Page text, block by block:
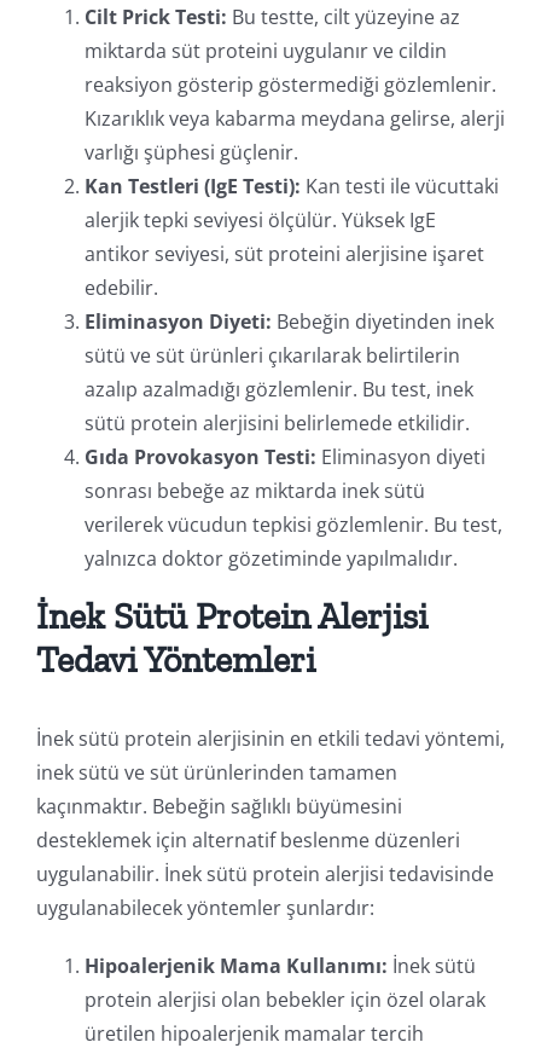
Cilt Prick Testi: Bu testte, cilt yüzeyine az
miktarda süt proteini uygulanır ve cildin
reaksiyon gösterip göstermediği gözlemlenir.
Kızarıklık veya kabarma meydana gelirse, alerji
varlığı şüphesi güçlenir.
Kan Testleri (IgE Testi): Kan testi ile vücuttaki
alerjik tepki seviyesi ölçülür. Yüksek IgE
antikor seviyesi, süt proteini alerjisine işaret
edebilir.
Eliminasyon Diyeti: Bebeğin diyetinden inek
sütü ve süt ürünleri çıkarılarak belirtilerin
azalıp azalmadığı gözlemlenir. Bu test, inek
sütü protein alerjisini belirlemede etkilidir.
Gıda Provokasyon Testi: Eliminasyon diyeti
sonrası bebeğe az miktarda inek sütü
verilerek vücudun tepkisi gözlemlenir. Bu test,
yalnızca doktor gözetiminde yapılmalıdır.
İnek Sütü Protein Alerjisi
Tedavi Yöntemleri
İnek sütü protein alerjisinin en etkili tedavi yöntemi,
inek sütü ve süt ürünlerinden tamamen
kaçınmaktır. Bebeğin sağlıklı büyümesini
desteklemek için alternatif beslenme düzenleri
uygulanabilir. İnek sütü protein alerjisi tedavisinde
uygulanabilecek yöntemler şunlardır:
Hipoalerjenik Mama Kullanımı: İnek sütü
protein alerjisi olan bebekler için özel olarak
üretilen hipoalerjenik mamalar tercih